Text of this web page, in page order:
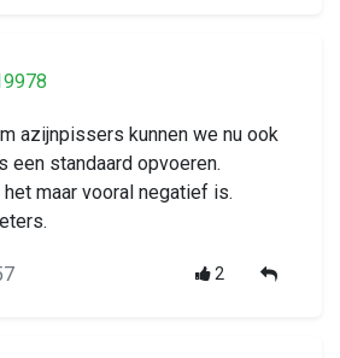
azijnpissers kunnen we nu ook
een standaard opvoeren.
maar vooral negatief is.
2